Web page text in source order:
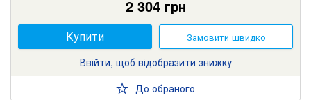
2 304грн
Купити Замовити швидко
Ввійти, щоб відобразити знижку
До обраного